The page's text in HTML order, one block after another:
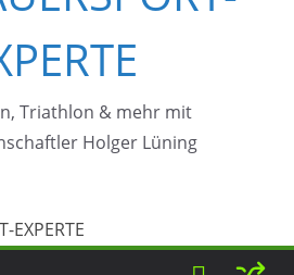
Triathlon & mehr mit
Holger Lüning